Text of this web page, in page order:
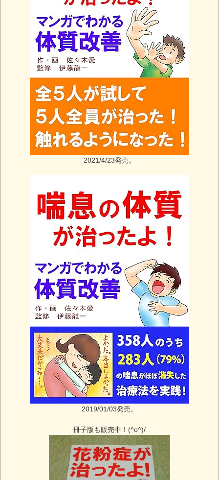
2021/4/23発売。
2019/01/03発売。
冊子版も販売中！(^o^)/